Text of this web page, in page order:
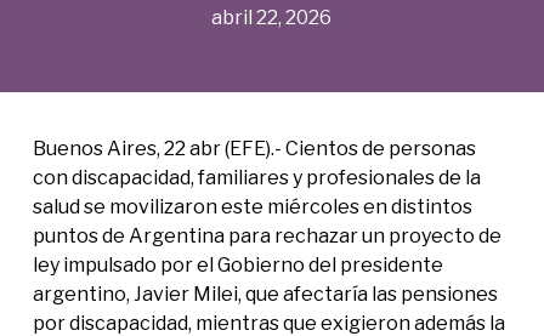
abril 22, 2026
Buenos Aires, 22 abr (EFE).- Cientos de personas
con discapacidad, familiares y profesionales de la
salud se movilizaron este miércoles en distintos
puntos de Argentina para rechazar un proyecto de
ley impulsado por el Gobierno del presidente
argentino, Javier Milei, que afectaría las pensiones
por discapacidad, mientras que exigieron además la